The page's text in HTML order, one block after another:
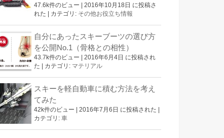
47.6k件のビュー | 2016年10月18日 に投稿さ
れた | カテゴリ: その他お役立ち情報
自分にあったスキーブーツの選び方
を公開No.1（骨格との相性）
43.7k件のビュー | 2016年6月4日 に投稿され
た | カテゴリ: マテリアル
スキーを軽自動車に積む方法を考え
てみた
42k件のビュー 2016年7月6日 に投稿された
カテゴリ: 車